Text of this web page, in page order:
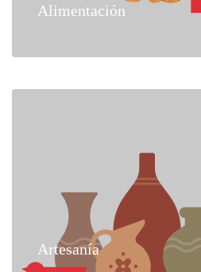
Alimentación
Artesanía